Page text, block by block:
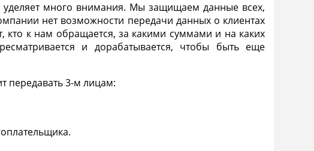
уделяет много внимания. Мы защищаем данные всех,
нет возможности передачи данных о клиентах
кто к нам обращается, за какими суммами и на каких
и дорабатывается, чтобы быть еще
передавать 3-м лицам: